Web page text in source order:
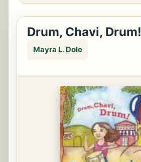
Drum, Chavi, Drum!
Mayra L. Dole